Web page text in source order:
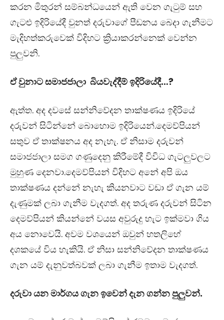
කරන මිතුරන් සම්බන්ධයෙන් ඇති වෙන ගැටුම් සහ
ගැටළු ඉදිරියේදී වුනත් දරුවාගේ පීඩනය බෙදා ගැනීමට
මැදිහත්කරුවෙක් විදිහට ක්‍රියාකරන්නෙක් වෙන්න
පුලුවනි.
ඒ වුනාට සමාජජාලා බියවැද්දීම් ඉදිරියේදී…?
ඇත්ත. අද දවසේ සන්නිවේදන තාක්ෂණය ඉදිරියේ
දරුවන් සිටින්නේ බොහොම ඉදිරියෙන්.දෙමව්පියන්
සතුව ඒ තාක්ෂනය අද නැහැ. ඒ නිසාම දරුවන්
සමාජජාලා සමග ගණුදෙනු කිරීමේදී විවිධ ගැටලුවලට
මුහුණ දෙනවා.දෙමව්පියන් විදිහට අනේ අපි ඔය
තාක්ෂණය දන්නේ නැහැ කියනවාට වඩා ඒ ගැන යම්
දැණුමක් ලබා ගැනීම වැදගත්. අද තරුණ දරුවන් සිටින
දෙමව්පියන් කියන්නේ වයස අවුරුදු හැට ඉක්මවා ගිය
අය නොවෙයි. අවම වශයෙන් ඔවුන් හතලිහේ
දශකයේ විය හැකියි. ඒ නිසා සන්නිවේදන තාක්ෂණය
ගැන යම් දැනුවත්බවක් ලබා ගැනීම ඉතාම වැදගත්.
දරුවා යන මාර්ගය ගැන ඉවෙන් දැන ගන්න පුලුවන්.